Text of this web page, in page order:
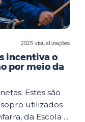
2025 visualizações
incentiva o
por meio da
Estes são
utilizados
da Escola ...